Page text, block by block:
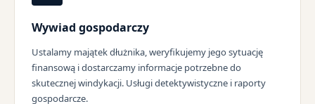
Wywiad gospodarczy
Ustalamy majątek dłużnika, weryfikujemy jego sytuację
finansową i dostarczamy informacje potrzebne do
skutecznej windykacji. Usługi detektywistyczne i raporty
gospodarcze.